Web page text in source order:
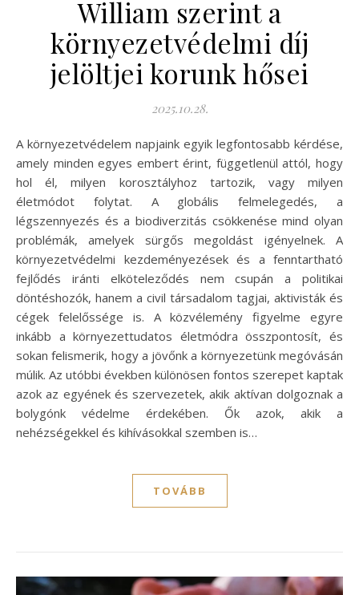
William szerint a
környezetvédelmi díj
jelöltjei korunk hősei
2025.10.28.
A környezetvédelem napjaink egyik legfontosabb kérdése,
amely minden egyes embert érint, függetlenül attól, hogy
hol él, milyen korosztályhoz tartozik, vagy milyen
életmódot folytat. A globális felmelegedés, a
légszennyezés és a biodiverzitás csökkenése mind olyan
problémák, amelyek sürgős megoldást igényelnek. A
környezetvédelmi kezdeményezések és a fenntartható
fejlődés iránti elköteleződés nem csupán a politikai
döntéshozók, hanem a civil társadalom tagjai, aktivisták és
cégek felelőssége is. A közvélemény figyelme egyre
inkább a környezettudatos életmódra összpontosít, és
sokan felismerik, hogy a jövőnk a környezetünk megóvásán
múlik. Az utóbbi években különösen fontos szerepet kaptak
azok az egyének és szervezetek, akik aktívan dolgoznak a
bolygónk védelme érdekében. Ők azok, akik a
nehézségekkel és kihívásokkal szemben is…
TOVÁBB